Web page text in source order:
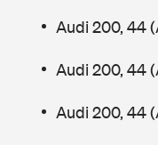
Audi 200, 44
Audi 200, 44
Audi 200, 44